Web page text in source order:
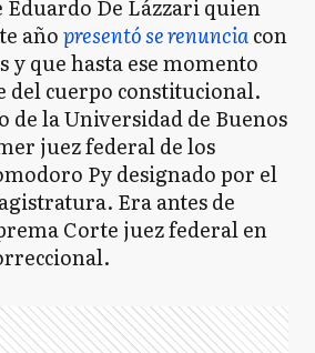
De Lázzari quien
añopresentó se renunciacon
que hasta ese momento
del cuerpo constitucional.
de la Universidad de Buenos
juez federal de los
Py designado por el
Era antes de
Corte juez federal en